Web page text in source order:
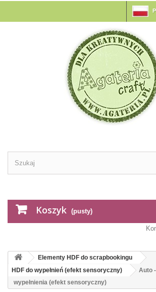
Koszyk (pusty)
Elementy HDF do scrapbookingu
HDF do wypełnień (efekt sensoryczny)
Auto
wypełnienia (efekt sensoryczny)